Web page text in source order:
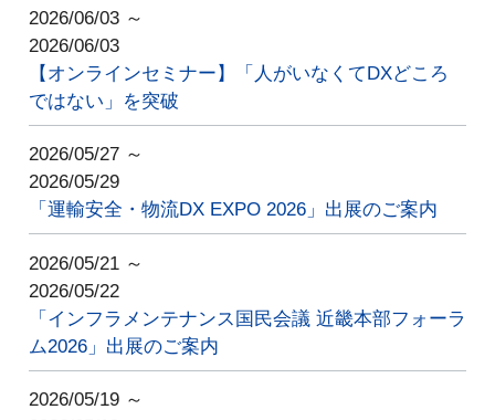
2026/06/03 ～
2026/06/03
【オンラインセミナー】「人がいなくてDXどころ
ではない」を突破
2026/05/27 ～
2026/05/29
「運輸安全・物流DX EXPO 2026」出展のご案内
2026/05/21 ～
2026/05/22
「インフラメンテナンス国民会議 近畿本部フォーラ
ム2026」出展のご案内
2026/05/19 ～